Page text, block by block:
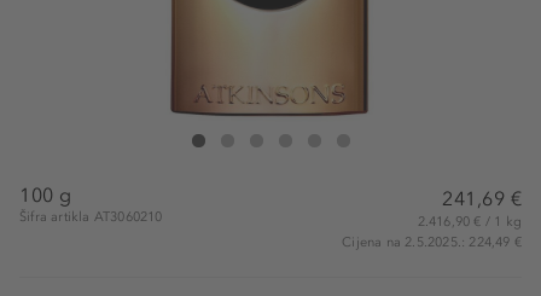
ATKINSONS Oud Save The Queen Eau de Parfum
100 g
Šifra artikla AT3060210
241,69 €
2.416,90 € / 1 kg
Cijena na 2.5.2025.: 224,49 €